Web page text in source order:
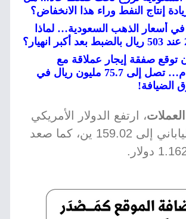
إنتاج النفط وراء هذا الانخفاض؟
أسعار الذهب السعودية… لماذا
توقع صفقة إيجار عملاقة مع
مطارات الدمام… تصل إلى 75.7 مليون ريال في
الضيافة!
، ارتفع الدولار الأمريكي
مقابل الين الياباني إلى 159.02 ين، كما صعد